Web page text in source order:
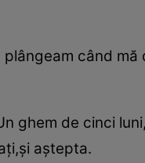
când
ghem de cinci
aştepta.